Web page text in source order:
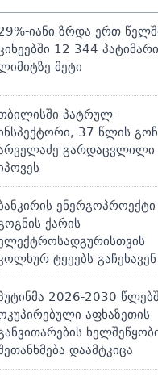
იანი ზრდა ერთ
12 344
მეტი
პატრულ-
37 წლის
გარდაცვლილი
ქარის
ტყეებს გაჩეხავენ
2026-2030
აფხაზეთის
დაამტკიცა